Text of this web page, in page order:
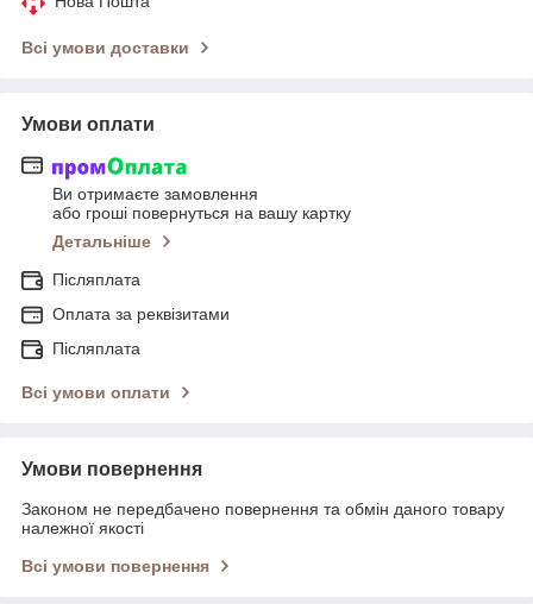
Всі умови доставки
Умови оплати
Ви отримаєте замовлення
або гроші повернуться на вашу картку
Детальніше
Післяплата
Оплата за реквізитами
Післяплата
Всі умови оплати
Умови повернення
Законом не передбачено повернення та обмін даного товару
належної якості
Всі умови повернення